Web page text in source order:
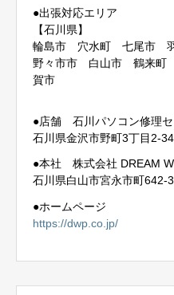
●出張対応エリア
【石川県】
輪島市 穴水町 七尾市
野々市市 白山市 鶴来
賀市
●店舗 石川パソコン修理
石川県金沢市野町3丁目2-
●本社 株式会社 DREAM
石川県白山市宮永市町
●ホームページ
https://dwp.co.jp/